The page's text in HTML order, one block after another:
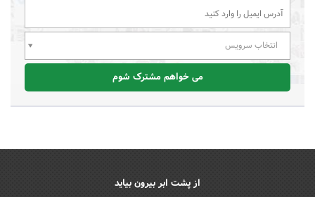
انتخاب سرویس
می خواهم مشترک شوم
از پشت ابر بیرون بیاید